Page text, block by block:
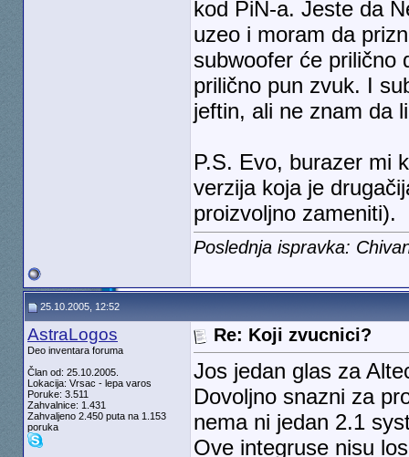
kod PiN-a. Jeste da
uzeo i moram da
subwoofer će prilično
prilično pun zvuk. I
jeftin, ali ne znam da
P.S. Evo, burazer mi
verzija koja je
proizvoljno zameniti).
Poslednja ispravka:
25.10.2005, 12:52
AstraLogos
Deo inventara foruma
Član od: 25.10.2005.
Lokacija: Vrsac - lepa varos
Poruke: 3.511
Zahvalnice: 1.431
Zahvaljeno 2.450 puta na 1.153
poruka
Re: Koji zvucnici?
Jos jedan glas za
Dovoljno snazni za
nema ni jedan 2.1
Ove integruse nisu